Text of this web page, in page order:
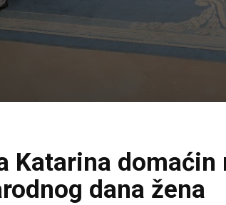
Katarina
dana žena